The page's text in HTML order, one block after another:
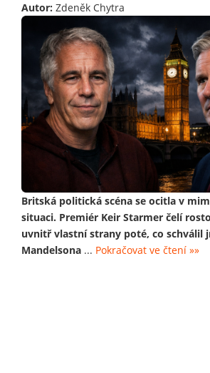
Autor: Zdeněk Chytra
Britská politická scéna se ocitla v
situaci. Premiér Keir Starmer čelí
uvnitř vlastní strany poté, co schválil
Mandelsona ... Pokračovat ve čtení »»